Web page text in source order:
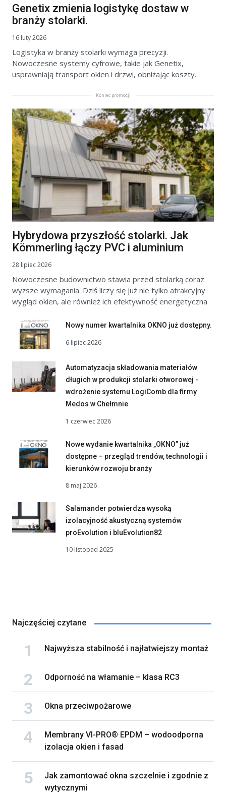
Genetix zmienia logistykę dostaw w
branży stolarki.
16 luty 2026
Logistyka w branży stolarki wymaga precyzji.
Nowoczesne systemy cyfrowe, takie jak Genetix,
usprawniają transport okien i drzwi, obniżając koszty.
Koniec promocji
Hybrydowa przyszłość stolarki. Jak
Kömmerling łączy PVC i aluminium
28 lipiec 2026
Nowoczesne budownictwo stawia przed stolarką coraz
wyższe wymagania. Dziś liczy się już nie tylko atrakcyjny
wygląd okien, ale również ich efektywność energetyczna
Nowy numer kwartalnika OKNO już dostępny.
6 lipiec 2026
Automatyzacja składowania materiałów
długich w produkcji stolarki otworowej -
wdrożenie systemu LogiComb dla firmy
Medos w Chełmnie
1 czerwiec 2026
Nowe wydanie kwartalnika „OKNO” już
dostępne – przegląd trendów, technologii i
kierunków rozwoju branży
8 maj 2026
Salamander potwierdza wysoką
izolacyjność akustyczną systemów
proEvolution i bluEvolution82
10 listopad 2025
Najczęściej czytane
Najwyższa stabilność i najłatwiejszy montaż
Odporność na włamanie – klasa RC3
Okna przeciwpożarowe
Membrany VI-PRO® EPDM – wodoodporna
izolacja okien i fasad
Jak zamontować okna szczelnie i zgodnie z
wytycznymi